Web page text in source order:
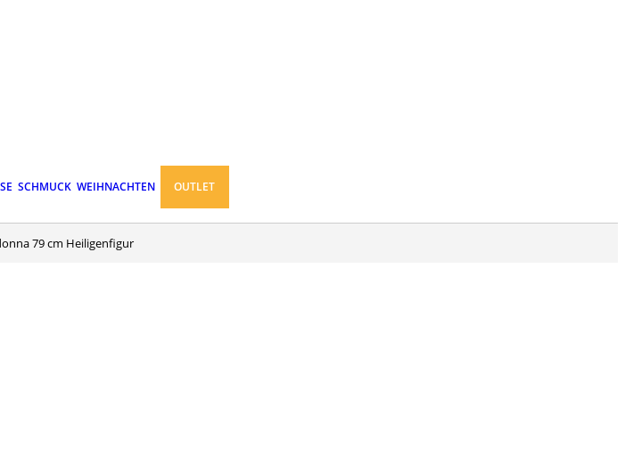
SCHMUCK WEIHNACHTEN OUTLET
79 cm Heiligenfigur